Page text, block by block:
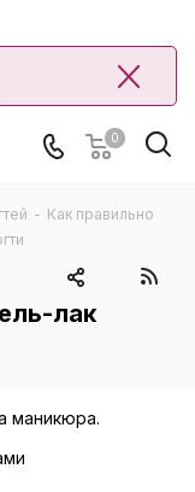
0
- Как правильно
лак
маникюра.